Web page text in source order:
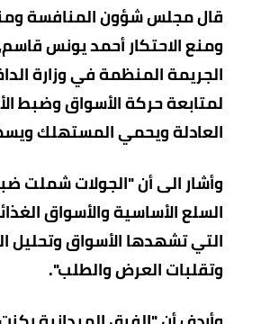
قال مجلس شؤون المنافسة
ومنع الاحتكار أحمد يونس
الجريمة المنظمة في وزارة
لمتابعة حركة الأسواق وضبط
العادلة ويحمي المستهلك
وأشار الى أن "الجولات شملت
السلع الأساسية والأسواق
التي تشهدها الأسواق وتحليل
وتقلبات العرض والطلب".